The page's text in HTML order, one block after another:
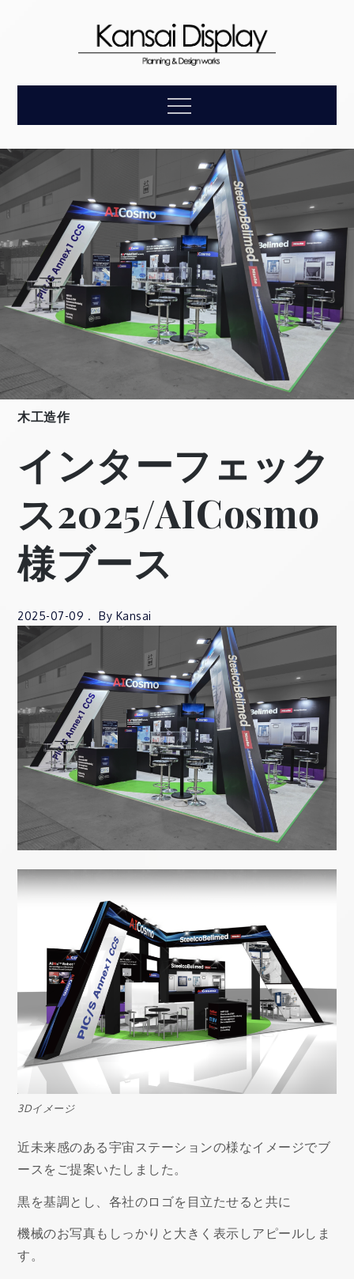
【関西ディスプレ
イ】展示会装飾の
総合プロモーショ
ン
企画・デザイン・設計・施工・アフターケアまで、お客
様の理想をトータルにサポートします。
Menu
木工造作
インターフェック
ス2025/AICosmo
様ブース
2025-07-09 By Kansai
3Dイメージ
近未来感のある宇宙ステーションの様なイメージでブ
ースをご提案いたしました。
黒を基調とし、各社のロゴを目立たせると共に
機械のお写真もしっかりと大きく表示しアピールしま
す。